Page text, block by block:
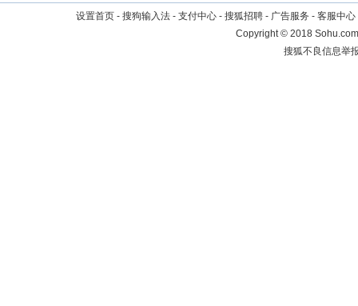
设置首页 - 搜狗输入法 - 支付中心 - 搜狐招聘 - 广告服务 - 客服中心
Copyright©2018
搜狐不良信息举